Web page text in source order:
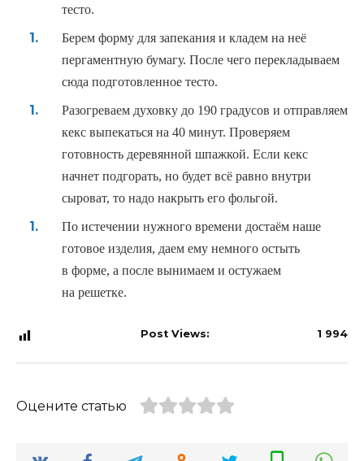
тесто.
Берем форму для запекания и кладем на неё
пергаментную бумагу. После чего перекладываем
сюда подготовленное тесто.
Разогреваем духовку до 190 градусов и отправляем
кекс выпекаться на 40 минут. Проверяем
готовность деревянной шпажкой. Если кекс
начнет подгорать, но будет всё равно внутри
сыроват, то надо накрыть его фольгой.
По истечении нужного времени достаём наше
готовое изделия, даем ему немного остыть
в форме, а после вынимаем и остужаем
на решетке.
Post Views: 1 994
Оцените статью